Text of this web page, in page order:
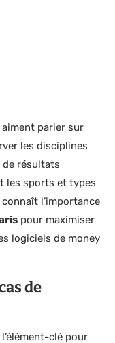
aiment parier sur
les disciplines
résultats
les sports et types
l’importance
pour maximiser
logiciels de money
de
clé pour